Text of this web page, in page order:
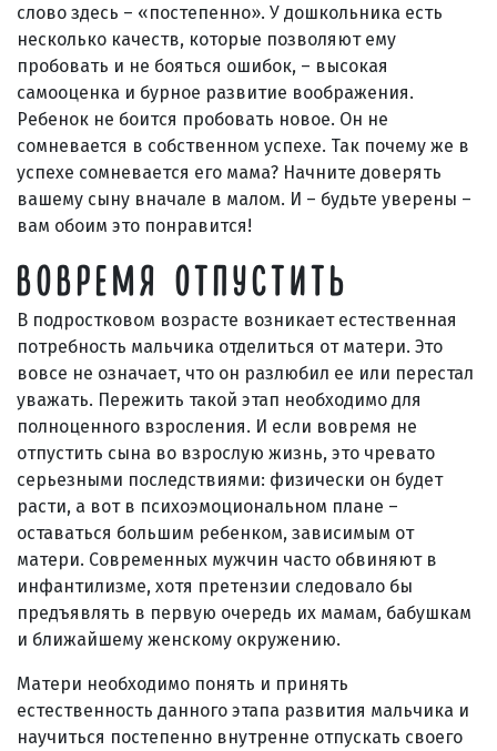
слово здесь – «постепенно». У дошкольника есть
несколько качеств, которые позволяют ему
пробовать и не бояться ошибок, – высокая
самооценка и бурное развитие воображения.
Ребенок не боится пробовать новое. Он не
сомневается в собственном успехе. Так почему же в
успехе сомневается его мама? Начните доверять
вашему сыну вначале в малом. И – будьте уверены –
вам обоим это понравится!
ВОВРЕМЯ ОТПУСТИТЬ
В подростковом возрасте возникает естественная
потребность мальчика отделиться от матери. Это
вовсе не означает, что он разлюбил ее или перестал
уважать. Пережить такой этап необходимо для
полноценного взросления. И если вовремя не
отпустить сына во взрослую жизнь, это чревато
серьезными последствиями: физически он будет
расти, а вот в психоэмоциональном плане –
оставаться большим ребенком, зависимым от
матери. Современных мужчин часто обвиняют в
инфантилизме, хотя претензии следовало бы
предъявлять в первую очередь их мамам, бабушкам
и ближайшему женскому окружению.
Матери необходимо понять и принять
естественность данного этапа развития мальчика и
научиться постепенно внутренне отпускать своего